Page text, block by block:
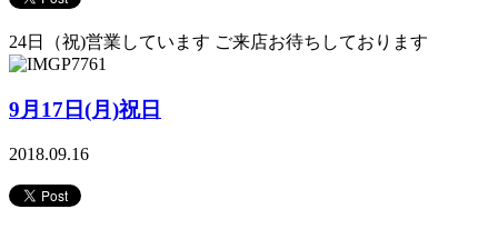
24日（祝)営業しています ご来店お待ちしております
9月17日(月)祝日
2018.09.16